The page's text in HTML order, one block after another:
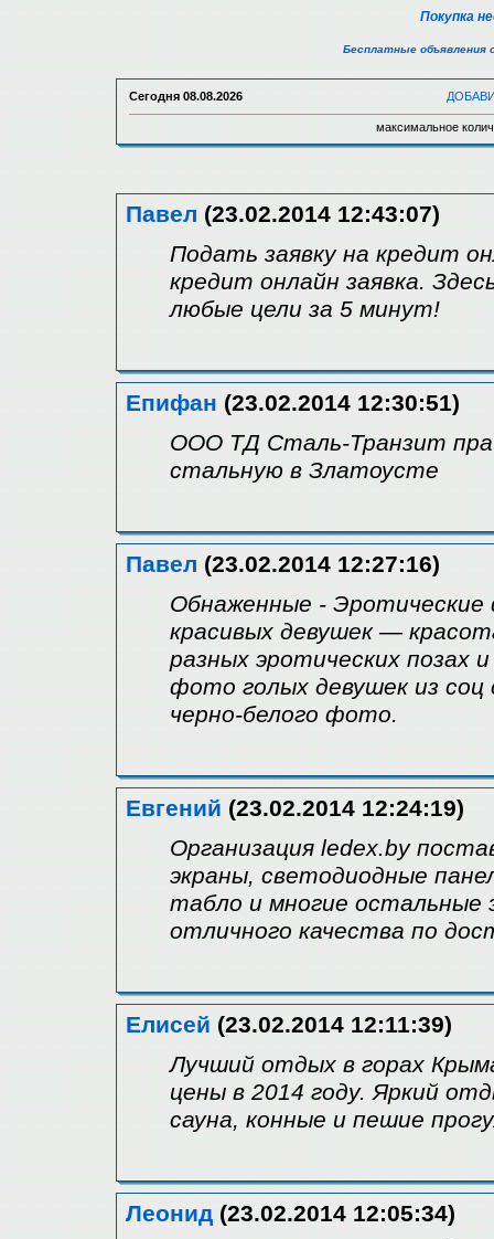
Покупка
Бесплатные объявления
Сегодня 08.08.2026
максимальное
Павел (23.02.2014 12:43:07)
Подать заявку на кредит
кредит онлайн заявка.
любые цели за 5 минут!
Епифан (23.02.2014 12:30:51)
ООО ТД Сталь-Транзит
стальную в Златоусте
Павел (23.02.2014 12:27:16)
Обнаженные -
красивых девушек —
разных эротических
фото голых девушек из соц
черно-белого фото.
Евгений (23.02.2014 12:24:19)
Организация ledex.by
экраны, светодиодные
табло и многие остальные
отличного качества по
Елисей (23.02.2014 12:11:39)
Лучший отдых в горах
цены в 2014 году. Яркий
сауна, конные и пешие
Леонид (23.02.2014 12:05:34)